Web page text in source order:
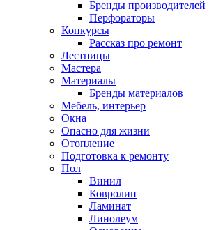
Бренды производителей
Перфораторы
Конкурсы
Рассказ про ремонт
Лестницы
Мастера
Материалы
Бренды материалов
Мебель, интерьер
Окна
Опасно для жизни
Отопление
Подготовка к ремонту
Пол
Винил
Ковролин
Ламинат
Линолеум